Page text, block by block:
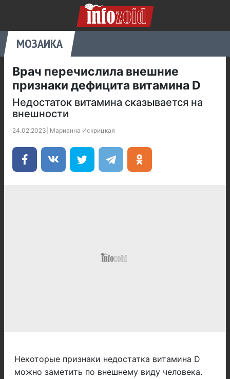
МОЗАИКА
Врач перечислила внешние
признаки дефицита витамина D
Недостаток витамина сказывается на
внешности
24.02.2023 Марианна Искрицкая
Некоторые признаки недостатка витамина D
можно заметить по внешнему виду человека.